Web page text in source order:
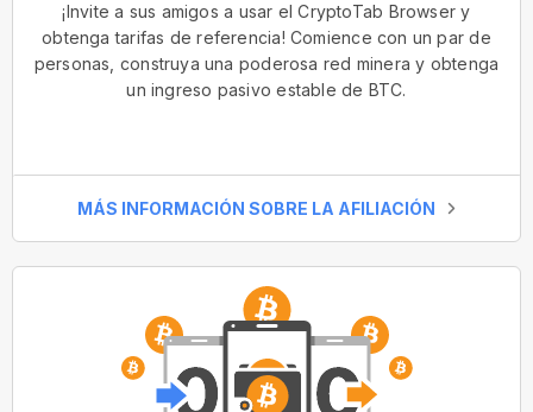
¡Invite a sus amigos a usar el CryptoTab Browser y
obtenga tarifas de referencia! Comience con un par de
personas, construya una poderosa red minera y obtenga
un ingreso pasivo estable de BTC.
MÁS INFORMACIÓN SOBRE LA AFILIACIÓN